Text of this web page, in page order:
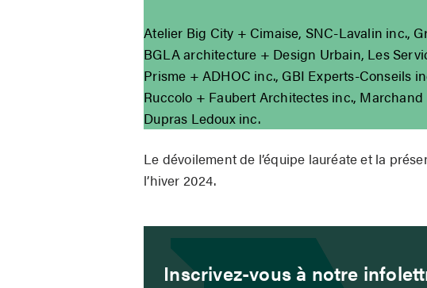
Atelier Big City + Cimaise, SNC-Lavalin inc.,
BGLA architecture + Design Urbain, Les
Prisme + ADHOC inc., GBI Experts-Conseils
Ruccolo + Faubert Architectes inc.,
Dupras Ledoux inc.
Le dévoilement de l’équipe lauréate et la
l’hiver 2024.
Inscrivez-vous à notre